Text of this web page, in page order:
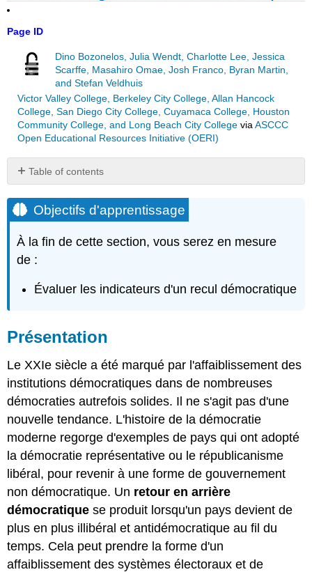
Page ID
Dino Bozonelos, Julia Wendt, Charlotte Lee, Jessica
Scarffe, Masahiro Omae, Josh Franco, Byran Martin,
and Stefan Veldhuis
Victor Valley College, Berkeley City College, Allan Hancock
College, San Diego City College, Cuyamaca College, Houston
Community College, and Long Beach City Collegevia ASCCC
Open Educational Resources Initiative (OERI)
Table of contents
d'apprentissage
Présentation
Explications
Explications
culturelles
Objectifs d'apprentissage
À la fin de cette section, vous serez en mesure
de :
Évaluer les indicateurs d'un recul démocratique
Présentation
Le XXIe siècle a été marqué par l'affaiblissement des
institutions démocratiques dans de nombreuses
démocraties autrefois solides. Il ne s'agit pas d'une
nouvelle tendance. L'histoire de la démocratie
moderne regorge d'exemples de pays qui ont adopté
la démocratie représentative ou le républicanisme
libéral, pour revenir à une forme de gouvernement
non démocratique. Un retour en arrière
démocratique se produit lorsqu'un pays devient de
plus en plus illibéral et antidémocratique au fil du
temps. Cela peut prendre la forme d'un
affaiblissement des systèmes électoraux et de